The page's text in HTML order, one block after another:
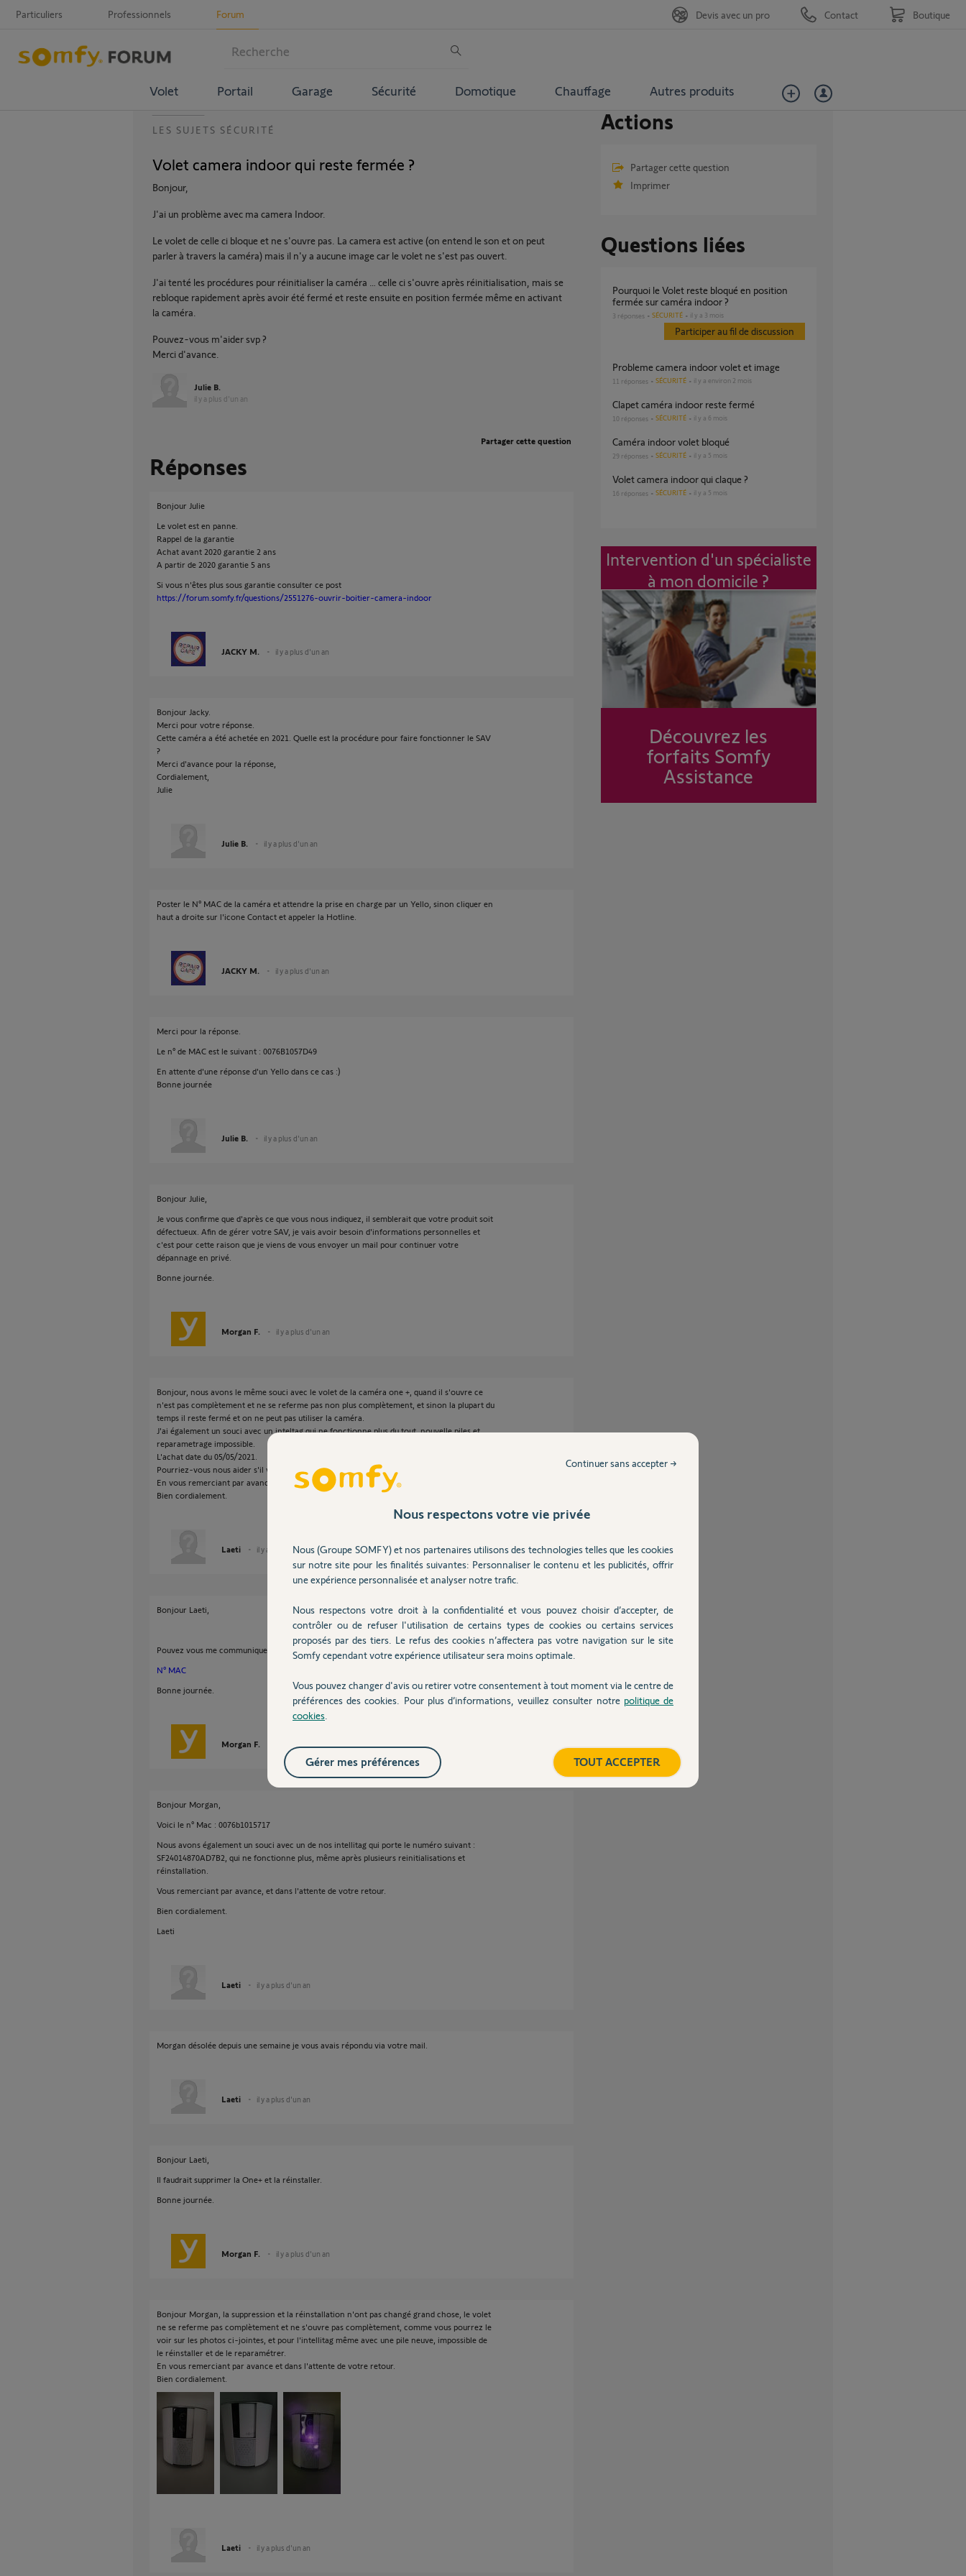
Particuliers Professionnels Forum
Volet Portail Garage Sécurité Domotique Chauffage Autres produits
Devis avec un pro Contact Boutique
LES SUJETS SÉCURITÉ
Volet camera indoor qui reste fermée ?
Bonjour,
J'ai un problème avec ma camera Indoor.
Le volet de celle ci bloque et ne s'ouvre pas. La camera est active (on entend le son et on peut
parler à travers la caméra) mais il n'y a aucune image car le volet ne s'est pas ouvert.
J'ai tenté les procédures pour réinitialiser la caméra … celle ci s'ouvre après réinitialisation, mais se
rebloque rapidement après avoir été fermé et reste ensuite en position fermée même en activant
la caméra.
Pouvez-vous m'aider svp ?
Merci d'avance.
Julie B.
il y a plus d'un an
Partager cette question
Réponses
Bonjour Julie
Le volet est en panne.
Rappel de la garantie
Achat avant 2020 garantie 2 ans
A partir de 2020 garantie 5 ans
Si vous n'êtes plus sous garantie consulter ce post
https://forum.somfy.fr/questions/2551276-ouvrir-boitier-camera-indoor
JACKY M. il y a plus d'un an
Bonjour Jacky.
Merci pour votre réponse.
Cette caméra a été achetée en 2021. Quelle est la procédure pour faire fonctionner le SAV
?
Merci d'avance pour la réponse,
Cordialement,
Julie
Julie B. il y a plus d'un an
Poster le N° MAC de la caméra et attendre la prise en charge par un Yello, sinon cliquer en
haut a droite sur l'icone Contact et appeler la Hotline.
JACKY M. il y a plus d'un an
Merci pour la réponse.
Le n° de MAC est le suivant : 0076B1057D49
En attente d'une réponse d'un Yello dans ce cas :)
Bonne journée
Julie B. il y a plus d'un an
Bonjour Julie,
Je vous confirme que d'après ce que vous nous indiquez, il semblerait que votre produit soit
défectueux. Afin de gérer votre SAV, je vais avoir besoin d'informations personnelles et
c'est pour cette raison que je viens de vous envoyer un mail pour continuer votre
dépannage en privé.
Bonne journée.
Morgan F. il y a plus d'un an
Bonjour, nous avons le même souci avec le volet de la caméra one +, quand il s'ouvre ce
n'est pas complètement et ne se referme pas non plus complètement, et sinon la plupart du
temps il reste fermé et on ne peut pas utiliser la caméra.
J'ai également un souci avec un inteltag qui ne fonctionne plus du tout, nouvelle piles et
reparametrage impossible.
L'achat date du 05/05/2021.
Pourriez-vous nous aider s'il vous plaît ?
En vous remerciant par avance de votre retour.
Bien cordialement.
Laeti il y a plus d'un an
Bonjour Laeti,
Pouvez vous me communiquer le N° MAC de votre One+.
N° MAC
Bonne journée.
Morgan F.
Bonjour Morgan,
Voici le n° Mac : 0076b1015717
Nous avons également un souci avec un de nos intellitag qui porte le numéro suivant :
SF24014870AD7B2, qui ne fonctionne plus, même après plusieurs reinitialisations et
réinstallation.
Vous remerciant par avance, et dans l'attente de votre retour.
Bien cordialement.
Laeti
Laeti il y a plus d'un an
Morgan désolée depuis une semaine je vous avais répondu via votre mail.
Laeti il y a plus d'un an
Bonjour Laeti,
Il faudrait supprimer la One+ et la réinstaller.
Bonne journée.
Morgan F. il y a plus d'un an
Bonjour Morgan, la suppression et la réinstallation n'ont pas changé grand chose, le volet
ne se referme pas complètement et ne s'ouvre pas complètement, comme vous pourrez le
voir sur les photos ci-jointes, et pour l'intellitag même avec une pile neuve, impossible de
le réinstaller et de le reparamétrer.
En vous remerciant par avance et dans l'attente de votre retour.
Bien cordialement.
Laeti il y a plus d'un an
Actions
Partager cette question
Imprimer
Questions liées
Pourquoi le Volet reste bloqué en position
fermée sur caméra indoor ?
3 réponses SÉCURITÉ il y a 3 mois
Participer au fil de discussion
Probleme camera indoor volet et image
11 réponses SÉCURITÉ il y a environ 2 mois
Clapet caméra indoor reste fermé
10 réponses SÉCURITÉ il y a 6 mois
Caméra indoor volet bloqué
29 réponses SÉCURITÉ il y a 5 mois
Volet camera indoor qui claque ?
16 réponses SÉCURITÉ il y a 5 mois
Intervention d'un spécialiste
à mon domicile ?
Découvrez les
forfaits Somfy
Assistance
Nous respectons votre vie privée
Nous (Groupe SOMFY) et nos partenaires utilisons des technologies telles que les cookies
sur notre site pour les finalités suivantes: Personnaliser le contenu et les publicités, offrir
une expérience personnalisée et analyser notre trafic.
Nous respectons votre droit à la confidentialité et vous pouvez choisir d’accepter, de
contrôler ou de refuser l'utilisation de certains types de cookies ou certains services
proposés par des tiers. Le refus des cookies n’affectera pas votre navigation sur le site
Somfy cependant votre expérience utilisateur sera moins optimale.
Vous pouvez changer d'avis ou retirer votre consentement à tout moment via le centre de
préférences des cookies. Pour plus d’informations, veuillez consulter notre politique de
cookies
Continuer sans accepter →
TOUT ACCEPTER
Gérer mes préférences